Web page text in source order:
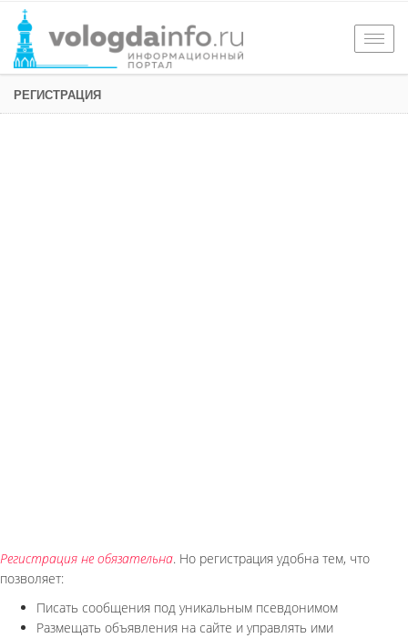
РЕГИСТРАЦИЯ
Регистрация не обязательна. Но регистрация удобна тем, что
позволяет:
Писать сообщения под уникальным псевдонимом
Размещать объявления на сайте и управлять ими